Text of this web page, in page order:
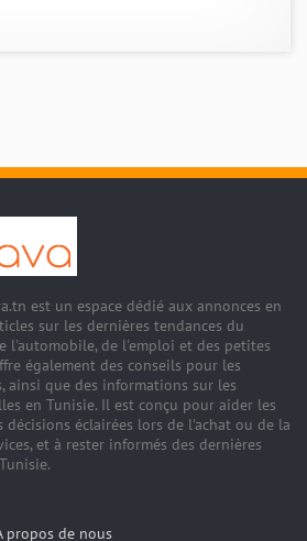
est un espace dédié aux annonces en
sur les dernières tendances du
l'automobile, de l'emploi et des petites
également des conseils pour les
ainsi que des informations sur les
en Tunisie. Il est conçu pour aider les
éclairées lors de l'achat ou de la
et à rester informés des dernières
propos de nous